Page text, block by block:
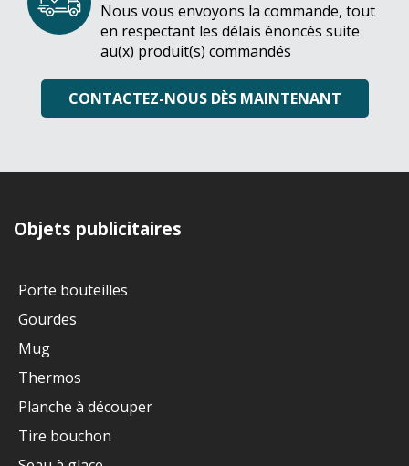
Nous vous envoyons la commande, tout
en respectant les délais énoncés suite
au(x) produit(s) commandés
CONTACTEZ-NOUS DÈS MAINTENANT
Objets publicitaires
Porte bouteilles
Gourdes
Mug
Thermos
Planche à découper
Tire bouchon